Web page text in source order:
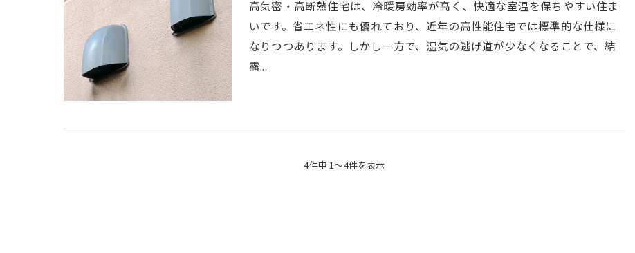
高気密・高断熱住宅は、冷暖房効率が高く、快適な室温を保ちやすい住ま
いです。省エネ性にも優れており、近年の高性能住宅では標準的な仕様に
なりつつあります。しかし一方で、湿気の逃げ道が少なくなることで、結
露...
4件中 1～4件を表示